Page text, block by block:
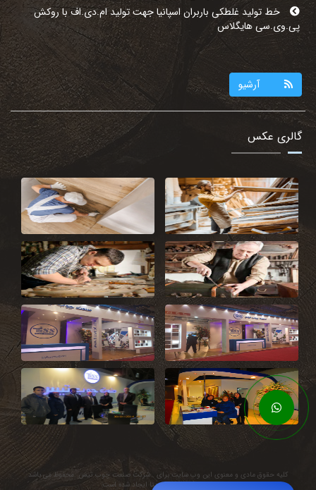
خط تولید غلطکی باربران اسپانیا جهت تولید ام.دی.اف با روکش
پی.وی.سی هایگلاس
آرشیو
گالری عکس
کلیه حقوق مادی و معنوی این وب سایت برای . شرکت صنعت چوب تیس .محفوظ می باشد
با افتخار توسطسنادیتا ایجاد شده است